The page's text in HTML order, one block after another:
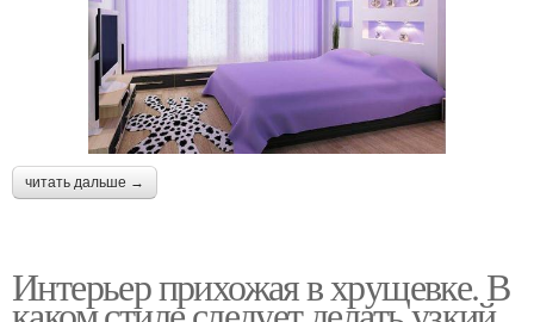
читать дальше →
Интерьер прихожая в хрущевке. В